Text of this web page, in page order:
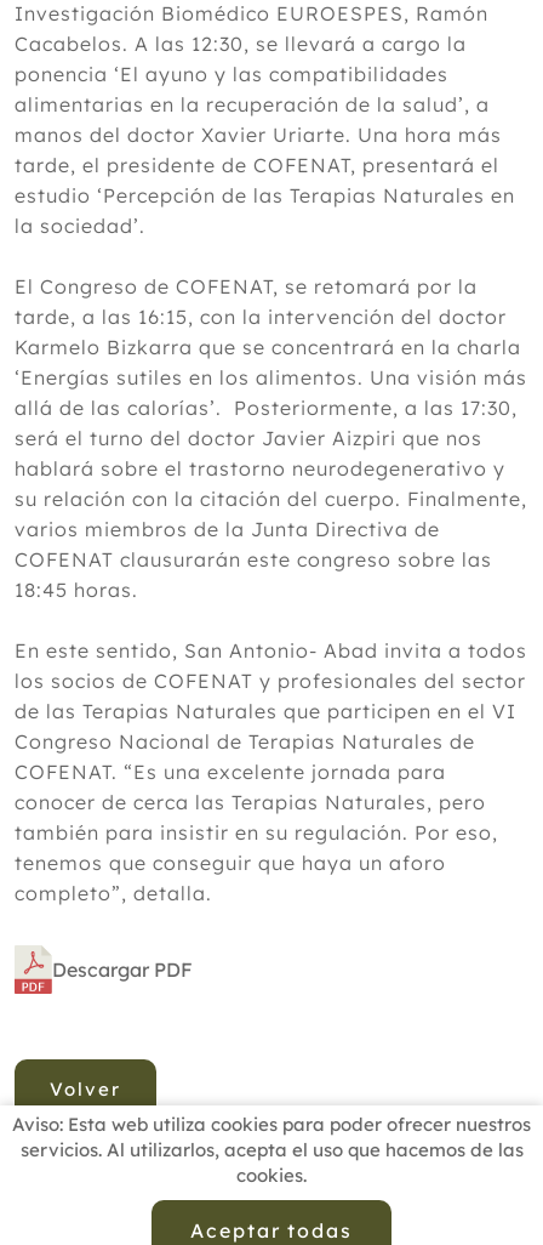
Investigación Biomédico EUROESPES, Ramón
Cacabelos. A las 12:30, se llevará a cargo la
ponencia ‘El ayuno y las compatibilidades
alimentarias en la recuperación de la salud’, a
manos del doctor Xavier Uriarte. Una hora más
tarde, el presidente de COFENAT, presentará el
estudio ‘Percepción de las Terapias Naturales en
la sociedad’.
El Congreso de COFENAT, se retomará por la
tarde, a las 16:15, con la intervención del doctor
Karmelo Bizkarra que se concentrará en la charla
‘Energías sutiles en los alimentos. Una visión más
allá de las calorías’. Posteriormente, a las 17:30,
será el turno del doctor Javier Aizpiri que nos
hablará sobre el trastorno neurodegenerativo y
su relación con la citación del cuerpo. Finalmente,
varios miembros de la Junta Directiva de
COFENAT clausurarán este congreso sobre las
18:45 horas.
En este sentido, San Antonio- Abad invita a todos
los socios de COFENAT y profesionales del sector
de las Terapias Naturales que participen en el VI
Congreso Nacional de Terapias Naturales de
COFENAT. “Es una excelente jornada para
conocer de cerca las Terapias Naturales, pero
también para insistir en su regulación. Por eso,
tenemos que conseguir que haya un aforo
completo”, detalla.
Descargar PDF
Volver
Aviso: Esta web utiliza cookies para poder ofrecer nuestros
servicios. Al utilizarlos, acepta el uso que hacemos de las
cookies.
Aceptar todas
BUSCADOR PROFESIONALES
ESCUELAS RECOMENDADAS